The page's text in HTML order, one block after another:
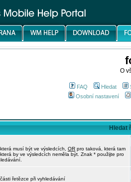
O
FAQ Hledat
Osobní nastavení
Hledat
musí být ve výsledcích, OR pro taková, která tam
by ve výsledcích neměla být. Znak * použijte pro
řetězce při vyhledávání